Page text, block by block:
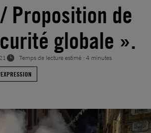
Proposition de
globale ».
Temps de lecture estimé : 4 minutes